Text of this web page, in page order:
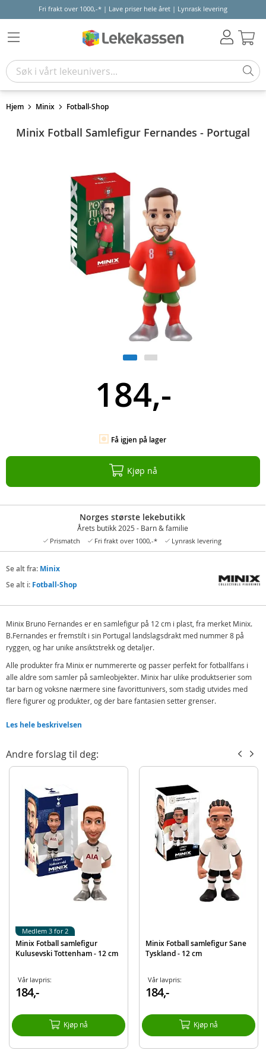
Fri frakt over 1000,-* | Lave priser hele året | Lynrask levering
Hjem Minix Fotball-Shop
Minix Fotball Samlefigur Fernandes - Portugal
184,-
Få igjen på lager
Kjøp nå
Norges største lekebutikk
Årets butikk 2025 - Barn & familie
Prismatch Fri frakt over 1000,-* Lynrask levering
Se alt fra: Minix
Se alt i: Fotball-Shop
Minix Bruno Fernandes er en samlefigur på 12 cm i plast, fra merket Minix.
B.Fernandes er fremstilt i sin Portugal landslagsdrakt med nummer 8 på
ryggen, og har unike ansiktstrekk og detaljer.
Alle produkter fra Minix er nummererte og passer perfekt for fotballfans i
alle aldre som samler på samleobjekter. Minix har ulike produktserier som
tar barn og voksne nærmere sine favorittunivers, som stadig utvides med
flere figurer og produkter, og der bare fantasien setter grenser.
Detaljer:
Alder: fra 8 år
Produktdetaljer
Modell
8436605118581
Merke
Les hele beskrivelsen
Andre forslag til deg:
Minix Fotball samlefigur
Kulusevski Tottenham - 12 cm
Vår lavpris:
184,-
Kjøp nå
Medlem 3 for 2
Minix Fotball samlefigur Sane
Tyskland - 12 cm
Vår lavpris:
184,-
Kjøp nå